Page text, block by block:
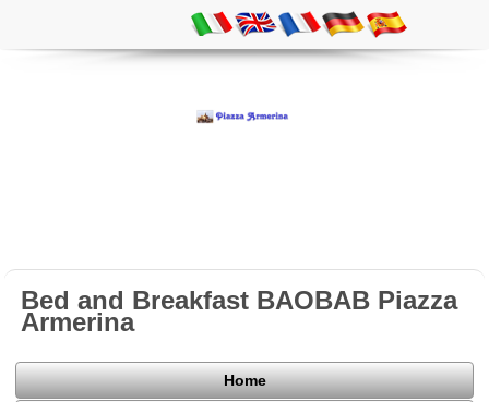
Bed and Breakfast BAOBAB Piazza
Armerina
Home